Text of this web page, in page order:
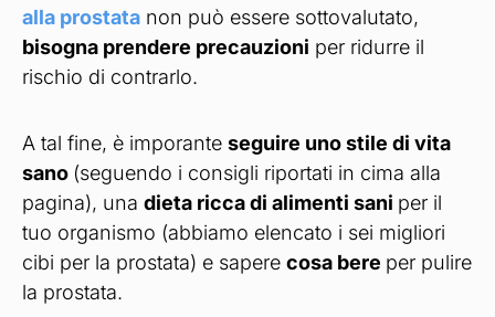
alla prostata non può essere sottovalutato,
bisogna prendere precauzioni per ridurre il
rischio di contrarlo.
A tal fine, è imporante seguire uno stile di vita
sano (seguendo i consigli riportati in cima alla
pagina), una dieta ricca di alimenti sani per il
tuo organismo (abbiamo elencato i sei migliori
cibi per la prostata) e sapere cosa bere per pulire
la prostata.